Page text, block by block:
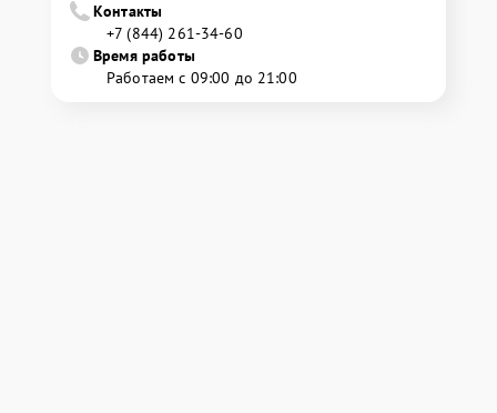
Контакты
+7 (844) 261-34-60
Время работы
Работаем с 09:00 до 21:00